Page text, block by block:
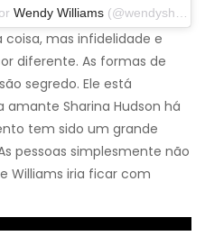
Wendy Williams (@wendyshow) em 19 de março de 2019 às 9h31 PDT
mas infidelidade e
diferente. As formas de
segredo. Ele está
Sharina Hudson há
tem sido um grande
pessoas simplesmente não
Williams iria ficar com